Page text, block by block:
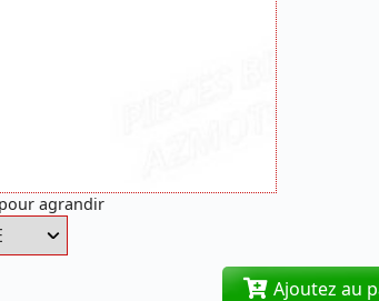
agrandir
Ajoutez au